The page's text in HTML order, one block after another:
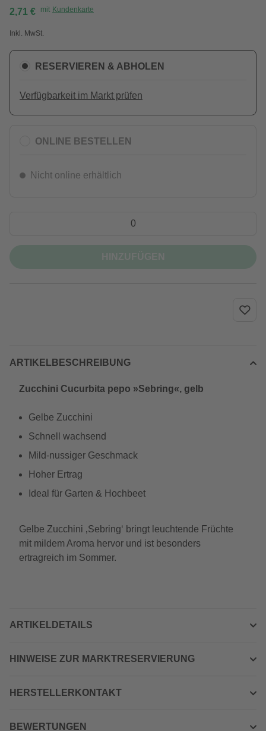
2,71 € mit Kundenkarte
Inkl. MwSt.
RESERVIEREN & ABHOLEN
Verfügbarkeit im Markt prüfen
ONLINE BESTELLEN
Nicht online erhältlich
ARTIKELBESCHREIBUNG
Zucchini Cucurbita pepo »Sebring«, gelb
Gelbe Zucchini
Schnell wachsend
Mild-nussiger Geschmack
Hoher Ertrag
Ideal für Garten & Hochbeet
Gelbe Zucchini ‚Sebring‘ bringt leuchtende Früchte
mit mildem Aroma hervor und ist besonders
ertragreich im Sommer.
ARTIKELDETAILS
HINWEISE ZUR MARKTRESERVIERUNG
HERSTELLERKONTAKT
BEWERTUNGEN